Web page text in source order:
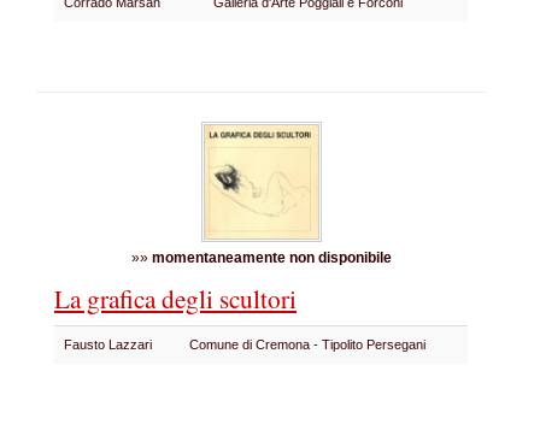
»» momentaneamente non disponibile
La grafica degli scultori
Fausto Lazzari Comune di Cremona - Tipolito Persegani